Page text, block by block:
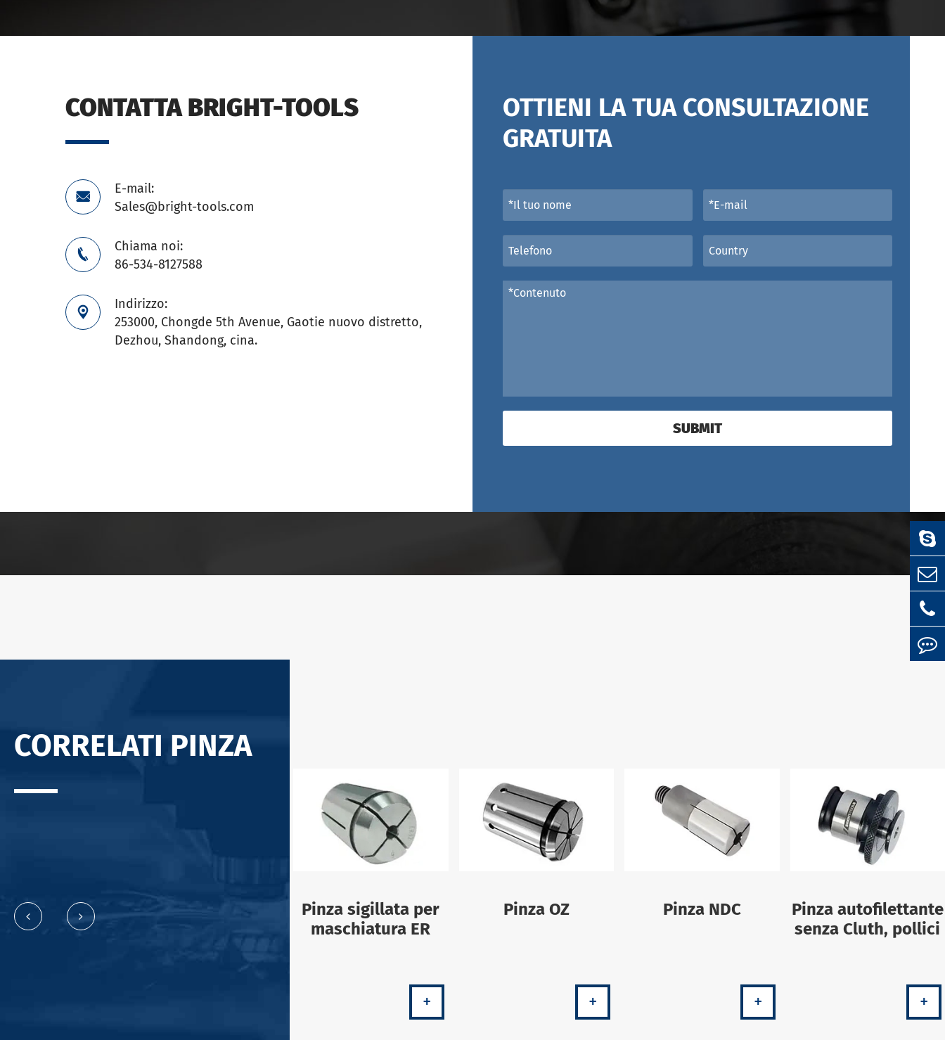
CONTATTA BRIGHT-TOOLS

E-mail:
Sales@bright-tools.com

Chiama noi:
86-534-8127588

Indirizzo:
253000, Chongde 5th Avenue, Gaotie nuovo distretto,
Dezhou, Shandong, cina.
OTTIENI LA TUA CONSULTAZIONE
GRATUITA
SUBMIT
CORRELATI PINZA
Pinza sigillata per
maschiatura ER
+
Pinza OZ
+
Pinza NDC
+
Pinza autofilettante
senza Cluth, pollici
+